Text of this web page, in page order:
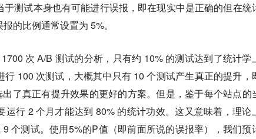
测试本身也有可能进行误报，即在现实中是正确的但在统
的比例通常设置为 5%。
次 A/B 测试的分析，只有约 10% 的测试达到了统计学
100 次测试，大概其中只有 10 个测试产生真正的提升，
了真正有提升效果的更好的方案。但是，鉴于每个站点的
运行 2 个月才能达到 80% 的统计功效。这又意味着，理论
个测试。使用5%的P值（即前面所说的误报率），我们预